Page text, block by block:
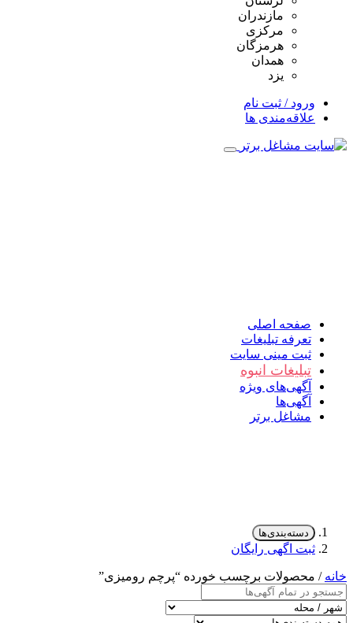
مازندران
مرکزی
هرمزگان
همدان
یزد
ورود / ثبت نام
علاقه‌مندی ها
صفحه اصلی
تعرفه تبلیغات
ثبت مینی سایت
تبلیغات انبوه
آگهی‌های ویژه
آگهی‌ها
مشاغل برتر
دسته‌بندی‌ها
ثبت اگهی رایگان
خانه / محصولات برچسب خورده “پرچم رومیزی”